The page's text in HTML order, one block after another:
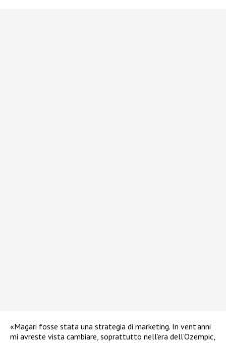
«Magari fosse stata una strategia di marketing. In vent’anni
mi avreste vista cambiare, soprattutto nell’era dell’Ozempic,